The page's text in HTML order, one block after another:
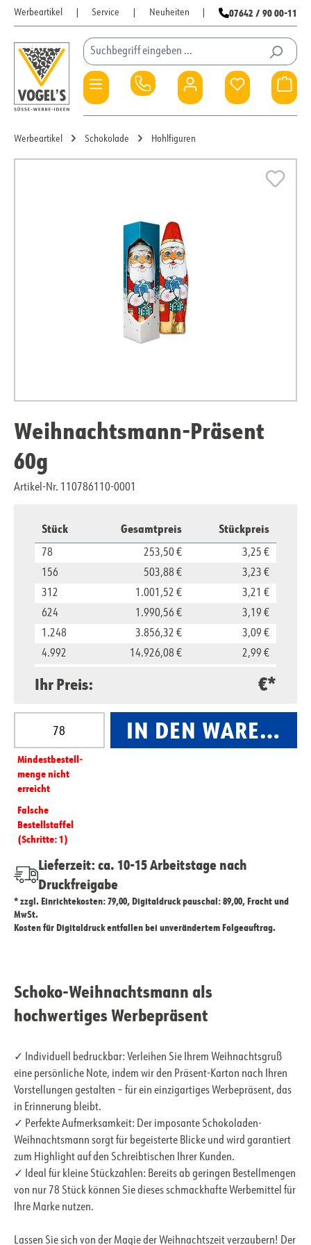
Zum Hauptinhalt springen
Werbeartikel Service Neuheiten 07642 / 90 00-11
Du hast 0
Werbeartikel Schokolade Hohlfiguren
Weihnachtsmann-Präsent
60g
Artikel-Nr. 110786110-0001
Stück Gesamtpreis Stückpreis
78 253,50 €
3,25 €
156
503,88 €
3,23 €
312
1.001,52 €
3,21 €
624
1.990,56 €
3,19 €
1.248
3.856,32 €
3,09 €
4.992
14.926,08 €
2,99 €
Ihr Preis: €*
Produkt Anzahl: Gib den gewünschten Wert ein
Mindest­­bestell­­
menge nicht
erreicht
Falsche
Bestellstaffel
(Schritte: 1)
IN DEN
Lieferzeit: ca. 10-15 Arbeitstage nach
Druckfreigabe
* zzgl. Einrichtekosten: 79,00, Digitaldruck pauschal: 89,00, Fracht und
MwSt.
Kosten für Digitaldruck entfallen bei unverändertem Folgeauftrag.
Schoko-Weihnachtsmann als
hochwertiges Werbepräsent
✓ Individuell bedruckbar: Verleihen Sie Ihrem Weihnachtsgruß
eine persönliche Note, indem wir den Präsent-Karton nach Ihren
Vorstellungen gestalten – für ein einzigartiges Werbepräsent, das
in Erinnerung bleibt.
✓ Perfekte Aufmerksamkeit: Der imposante Schokoladen-
Weihnachtsmann sorgt für begeisterte Blicke und wird garantiert
zum Highlight auf den Schreibtischen Ihrer Kunden.
✓ Ideal für kleine Stückzahlen: Bereits ab geringen Bestellmengen
von nur 78 Stück können Sie dieses schmackhafte Werbemittel für
Ihre Marke nutzen.
Lassen Sie sich von der Magie der Weihnachtszeit verzaubern! Der